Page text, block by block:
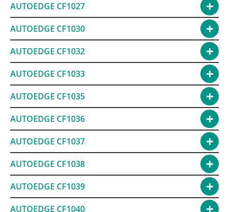
AUTOEDGE CF1027
AUTOEDGE CF1030
AUTOEDGE CF1032
AUTOEDGE CF1033
AUTOEDGE CF1035
AUTOEDGE CF1036
AUTOEDGE CF1037
AUTOEDGE CF1038
AUTOEDGE CF1039
AUTOEDGE CF1040